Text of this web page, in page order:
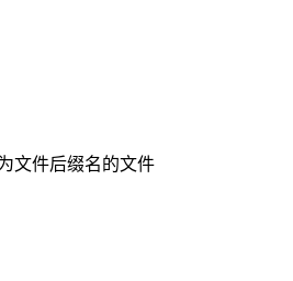
文件后缀名的文件